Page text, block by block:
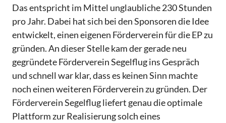
Das entspricht im Mittel unglaubliche 230 Stunden
pro Jahr. Dabei hat sich bei den Sponsoren die Idee
entwickelt, einen eigenen Förderverein für die EP zu
gründen. An dieser Stelle kam der gerade neu
gegründete Förderverein Segelflug ins Gespräch
und schnell war klar, dass es keinen Sinn machte
noch einen weiteren Förderverein zu gründen. Der
Förderverein Segelflug liefert genau die optimale
Plattform zur Realisierung solch eines